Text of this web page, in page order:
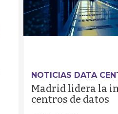
NOTICIAS DATA
Madrid lidera la
centros de datos